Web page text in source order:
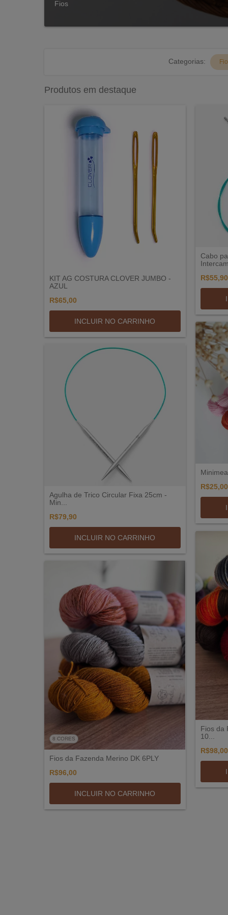
Fios
Categorias:
Produtos em destaque
KIT AG COSTURA CLOVER JUMBO -
AZUL
R$65,00
Cabo
R$55,90
Agulha de Trico Circular Fixa 25cm -
Min...
R$79,90
INCLUIR NO CARRINHO
R$25,00
8 CORES
Fios da Fazenda Merino DK 6PLY
R$96,00
INCLUIR NO CARRINHO
Fios da
10...
R$98,00